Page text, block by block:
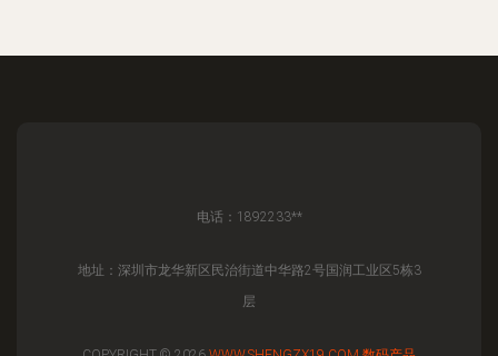
电话：1892233**
地址：深圳市龙华新区民治街道中华路2号国润工业区5栋3
层